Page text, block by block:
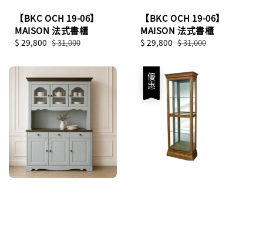
【BKC OCH 19-06】
MAISON 法式書櫃
Sale
$ 29,800 Regular
$ 31,000
【BKC OCH 19-06】
MAISON 法式書櫃
Sale
$ 29,800 Regular
$ 31,000
優惠